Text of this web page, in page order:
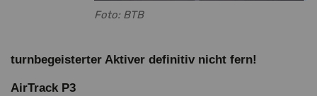
Foto: BTB
turnbegeisterter Aktiver definitiv nicht fern!
AirTrack P3